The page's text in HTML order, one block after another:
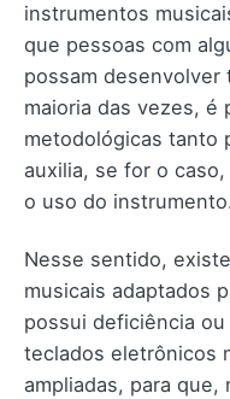
instrumentos
que pessoas com
possam desenvolver
maioria das vezes, é
metodológicas tanto
auxilia, se for o
o uso do
Nesse sentido,
musicais adaptados
possui deficiência
teclados eletrônicos
ampliadas, para que,